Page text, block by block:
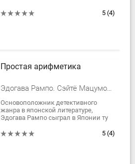
5 (4)
Простая арифметика
Эдогава Рампо. Сэйтё Мацумото. Сэйити Моримура
Основоположник детективного
жанра в японской литературе,
Эдогава Рампо сыграл в Японии ту
Западе. Его рассказы — блестящий
5 (4)